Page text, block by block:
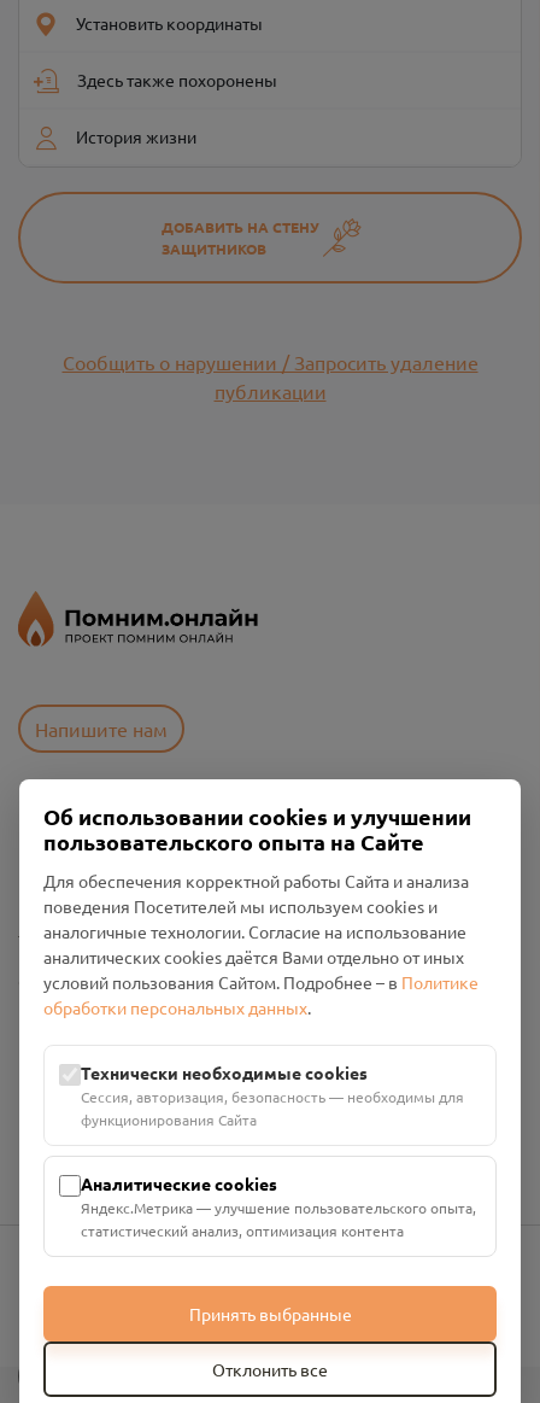
Установить координаты
Здесь также похоронены
История жизни
ДОБАВИТЬ НА СТЕНУ
ЗАЩИТНИКОВ
Сообщить о нарушении / Запросить удаление
публикации
Напишите нам
Пользовательское соглашение
Политика конфиденциальности
Промо-материалы
Настройки cookies
Общество с ограниченной ответственностью «Смоленский
Проект Помним»
Юридический адрес: 216790, Смоленская область, р-н
Руднянский, г. Рудня, улица Западная, д. 26А, пом. 18
Номер счёта: 40702810901130004287 в АО "АЛЬФА-БАНК"
Кор. счёт: 30101810200000000593
info@pomnim.online
Об использовании cookies и улучшении
пользовательского опыта на Сайте
Для обеспечения корректной работы Сайта и анализа
поведения Посетителей мы используем cookies и
аналогичные технологии. Согласие на использование
аналитических cookies даётся Вами отдельно от иных
условий пользования Сайтом. Подробнее – в Политике
обработки персональных данных.
Технически необходимые cookies
Сессия, авторизация, безопасность — необходимы для
функционирования Сайта
Аналитические cookies
Яндекс.Метрика — улучшение пользовательского опыта,
статистический анализ, оптимизация контента
Принять выбранные
Отклонить все